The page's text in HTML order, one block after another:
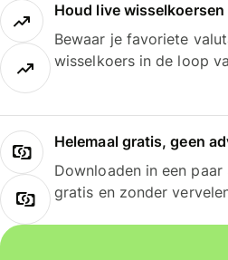
Houd live wisselkoersen
Bewaar je favoriete
wisselkoers in de loop
Helemaal gratis, geen
Downloaden in een paar
gratis en zonder